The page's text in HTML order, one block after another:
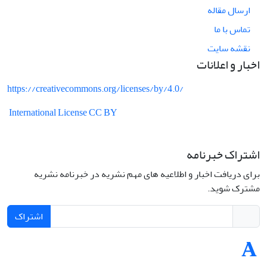
ارسال مقاله
تماس با ما
نقشه سایت
اخبار و اعلانات
https://creativecommons.org/licenses/by/4.0/
International License CC BY
اشتراک خبرنامه
برای دریافت اخبار و اطلاعیه های مهم نشریه در خبرنامه نشریه
مشترک شوید.
اشتراک